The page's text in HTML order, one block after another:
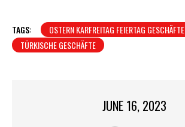
TAGS:
OSTERN KARFREITAG FEIERTAG GESCHÄFTE
TÜRKISCHE GESCHÄFTE
JUNE 16, 2023